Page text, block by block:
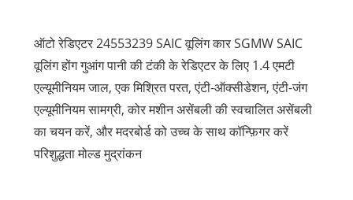
ऑटो रेडिएटर 24553239 SAIC वूलिंग कार SGMW SAIC
वूलिंग होंग गुआंग पानी की टंकी के रेडिएटर के लिए 1.4 एमटी
एल्यूमीनियम जाल, एक मिश्रित परत, एंटी-ऑक्सीडेशन, एंटी-जंग
एल्यूमीनियम सामग्री, कोर मशीन असेंबली की स्वचालित असेंबली
का चयन करें, और मदरबोर्ड को उच्च के साथ कॉन्फ़िगर करें
परिशुद्धता मोल्ड मुद्रांकन